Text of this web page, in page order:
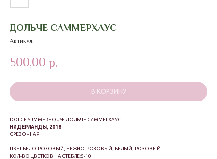
ДОЛЬЧЕ САММЕРХАУС
Артикул:
500,00 р.
В КОРЗИНУ
DOLCE SUMMERHOUSE ДОЛЬЧЕ САММЕРХАУС
НИДЕРЛАНДЫ, 2018
СРЕЗОЧНАЯ
ЦВЕТ:БЕЛО-РОЗОВЫЙ, НЕЖНО-РОЗОВЫЙ, БЕЛЫЙ, РОЗОВЫЙ
КОЛ-ВО ЦВЕТКОВ НА СТЕБЛЕ:5-10